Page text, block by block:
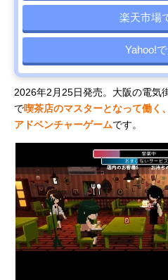
楽天市場
Yahoo!
2026年2月25日発売。大阪の電気
で喫茶店のマスターとなって働く
アドベンチャーゲームです。